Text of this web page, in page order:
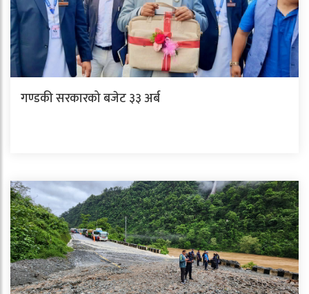
गण्डकी सरकारको बजेट ३३ अर्ब